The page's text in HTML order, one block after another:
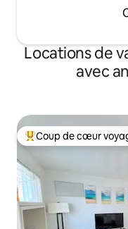
Locations de
avec
Coups de cœur
Coup de cœur